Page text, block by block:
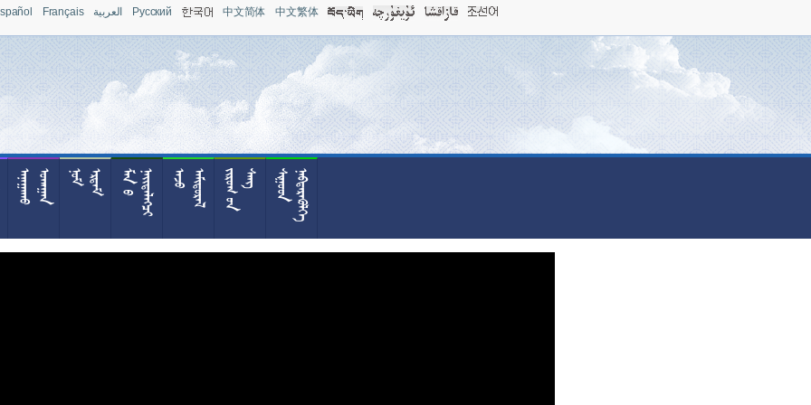
Français العربية Pусский 中文简体 中文繁体











  





  












 








  







 














